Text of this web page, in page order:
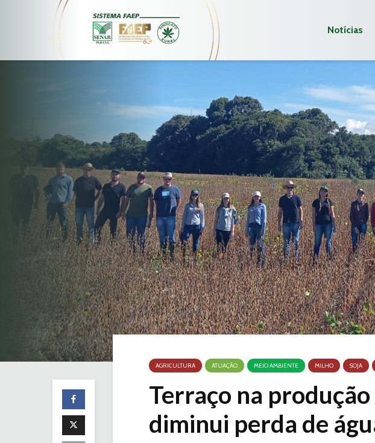
Notícias
AGRICULTURA ATUAÇÃO MEIO AMBIENTE MILHO SOJA
Terraço na produção
diminui perda de